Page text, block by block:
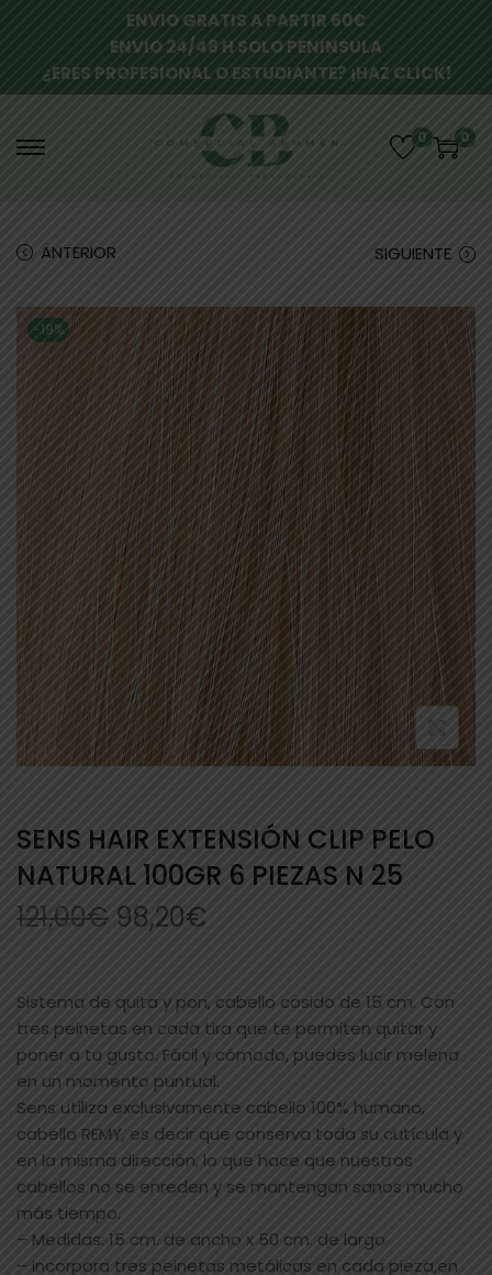
ENVIO GRATIS A PARTIR 60€
ENVIO 24/48 H SOLO PENINSULA
¿ERES PROFESIONAL O ESTUDIANTE? ¡HAZ CLICK!
0 0
ANTERIOR SIGUIENTE
-19%
SENS HAIR EXTENSIÓN CLIP PELO
NATURAL 100GR 6 PIEZAS N 25
121,00€ 98,20€
Sistema de quita y pon, cabello cosido de 15 cm. Con
tres peinetas en cada tira que te permiten quitar y
poner a tu gusto. Fácil y cómodo, puedes lucir melena
en un momento puntual.
Sens utiliza exclusivamente cabello 100% humano,
cabello REMY, es decir que conserva toda su cutícula y
en la misma dirección, lo que hace que nuestros
cabellos no se enreden y se mantengan sanos mucho
más tiempo.
– Medidas: 15 cm. de ancho x 50 cm. de largo
– Incorpora tres peinetas metálicas en cada pieza,en